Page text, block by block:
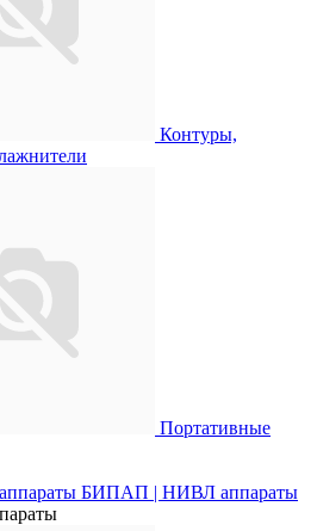
Контуры,
Портативные
БИПАП | НИВЛ аппараты